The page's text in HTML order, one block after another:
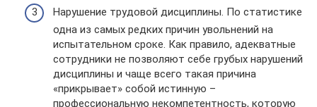
Нарушение трудовой дисциплины. По статистике
одна из самых редких причин увольнений на
испытательном сроке. Как правило, адекватные
сотрудники не позволяют себе грубых нарушений
дисциплины и чаще всего такая причина
«прикрывает» собой истинную –
профессиональную некомпетентность, которую